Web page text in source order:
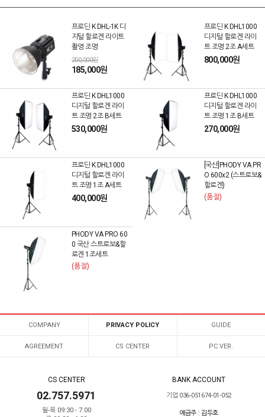
프로딘 K DHL-1K 디
지털 할로겐 라이트
촬영 조명
200,000원
185,000원
프로딘 K DHL1000
디지털 할로겐 라이
트 조명 2조 A세트
800,000원
프로딘 K DHL1000
디지털 할로겐 라이
트 조명 2조 B세트
530,000원
프로딘 K DHL1000
디지털 할로겐 라이
트 조명 1조 B세트
270,000원
프로딘 K DHL1000
디지털 할로겐 라이
트 조명 1조 A세트
400,000원
[국산]PHODY VA PR
O 600x2 (스트로보&
할로겐)
(품절)
PHODY VA PRO 60
0 국산 스트로보&할
로겐 1조세트
(품절)
COMPANY PRIVACY POLICY GUIDE
AGREEMENT CS CENTER PC VER.
CS CENTER
02.757.5971
월-목 09:30 - 7:00
BANK ACCOUNT
기업 036-051674-01-052
예금주 : 김두호